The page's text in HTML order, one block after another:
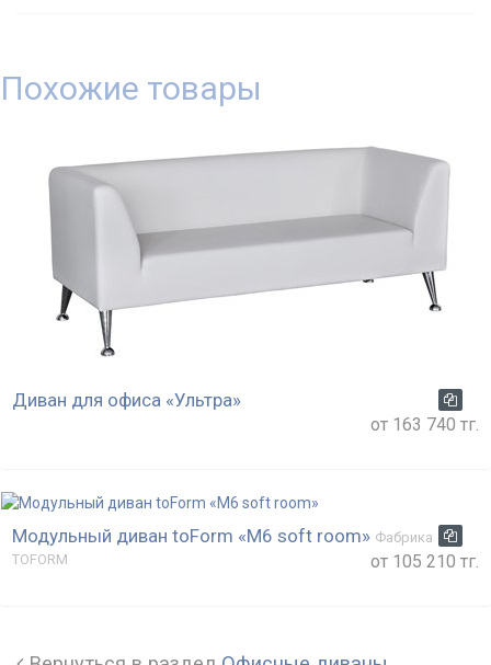
Похожие товары
Диван для офиса «Ультра»
от 163 740 тг.
Модульный диван toForm «M6 soft room» Фабрика
TOFORM
от 105 210 тг.